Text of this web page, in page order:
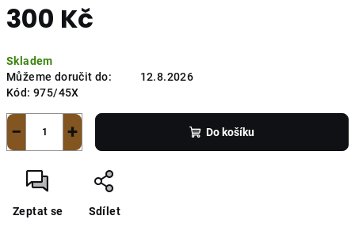
300 Kč
cena:
Skladem
Můžeme doručit do:
12.8.2026
Kód: 975/45X
+
− Do košíku
Zeptat se Sdílet